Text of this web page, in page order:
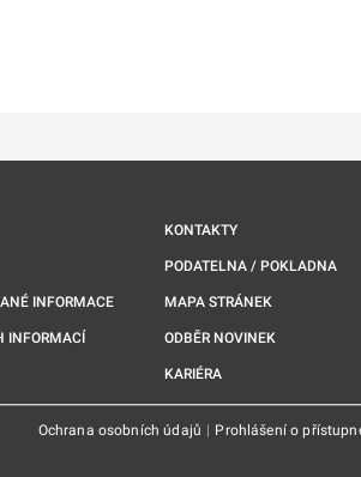
INFORMACE
INFORMACÍ
KONTAKTY
PODATELNA / POKLADNA
MAPA STRÁNEK
ODBĚR NOVINEK
KARIÉRA
Ochrana osobních údajů | Prohlášení o